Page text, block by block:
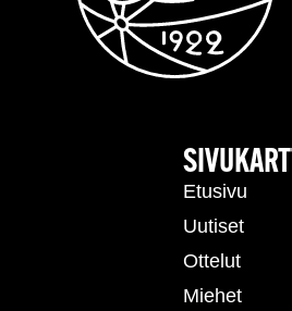
Etusivu
Uutiset
Ottelut
Miehet